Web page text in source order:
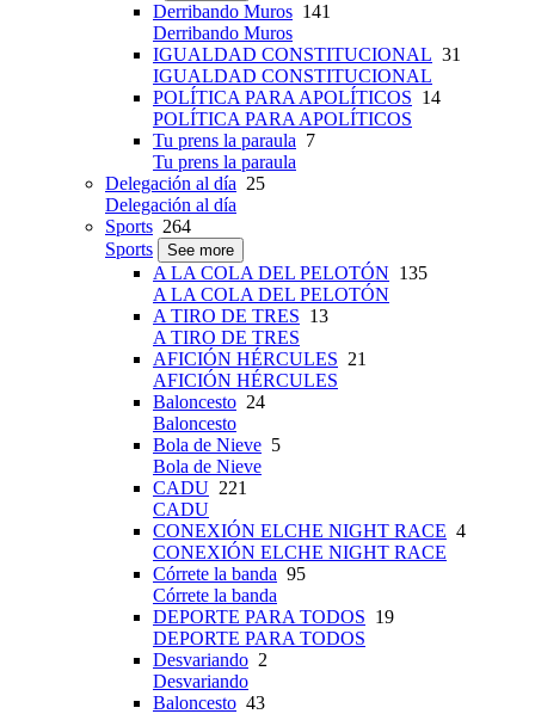
Derribando Muros 141
Derribando Muros
IGUALDAD CONSTITUCIONAL 31
IGUALDAD CONSTITUCIONAL
POLÍTICA PARA APOLÍTICOS 14
POLÍTICA PARA APOLÍTICOS
Tu prens la paraula 7
Tu prens la paraula
Delegación al día 25
Delegación al día
Sports 264
Sports
See more
A LA COLA DEL PELOTÓN 135
A LA COLA DEL PELOTÓN
A TIRO DE TRES 13
A TIRO DE TRES
AFICIÓN HÉRCULES 21
AFICIÓN HÉRCULES
Baloncesto 24
Baloncesto
Bola de Nieve 5
Bola de Nieve
CADU 221
CADU
CONEXIÓN ELCHE NIGHT RACE 4
CONEXIÓN ELCHE NIGHT RACE
Córrete la banda 95
Córrete la banda
DEPORTE PARA TODOS 19
DEPORTE PARA TODOS
Desvariando 2
Desvariando
Baloncesto 43